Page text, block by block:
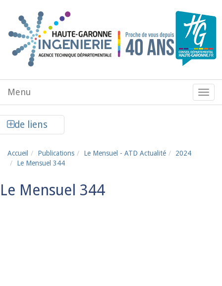
Menu
de
Menu
de liens
Accueil Publications Le Mensuel - ATD Actualité
2024
Le Mensuel 344
Le Mensuel 344